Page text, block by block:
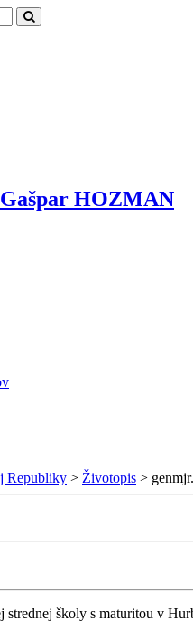
HOZMAN
Republiky > Životopis >
strednej školy s maturitou v